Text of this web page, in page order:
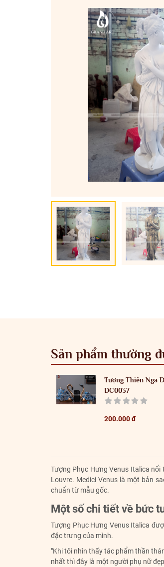
Sản phẩm thường
Tượng Thiên Nga
DC0037
200.000 đ
Tượng Phục Hưng Venus Italica
Louvre. Medici Venus là một bản
chuẩn từ mẫu gốc.
Một số chi tiết về bức
Tượng Phục Hưng Venus Italica
đặc trưng của mình.
"Khi tôi nhìn thấy tác phẩm thần
nhất thì đây là một người phụ nữ